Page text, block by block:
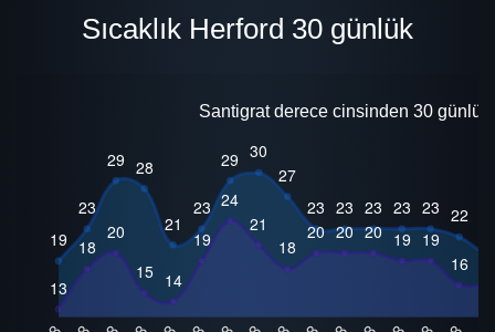
Sıcaklık Herford 30 günlük
Santigrat derece cinsinden 30 günlük